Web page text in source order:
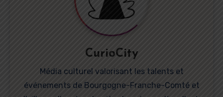
CurioCity
Média culturel valorisant les talents et
événements de Bourgogne-Franche-Comté et